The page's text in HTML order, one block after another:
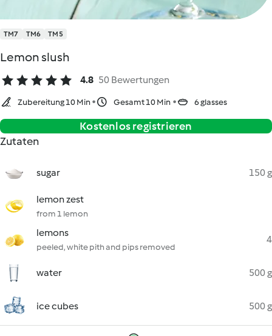
TM7 TM6 TM5
Lemon slush
4.8 50 Bewertungen
Zubereitung 10 Min Gesamt 10 Min 6 glasses
Kostenlos registrieren
Zutaten
sugar 150 g
lemon zest
from 1 lemon
lemons
peeled, white pith and pips removed
4
water 500 g
ice cubes 500 g